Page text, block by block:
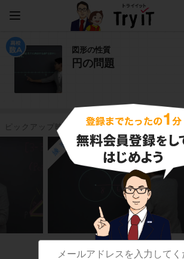
図形の性質
円の問題
ピックアップ映像授業
練習
高校数学A